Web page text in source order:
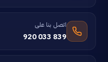
اتصل بنا على
920 033 839